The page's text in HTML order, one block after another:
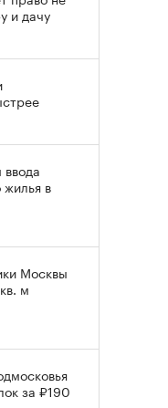
и дачу
жилья в
Москвы
м
за ₽190